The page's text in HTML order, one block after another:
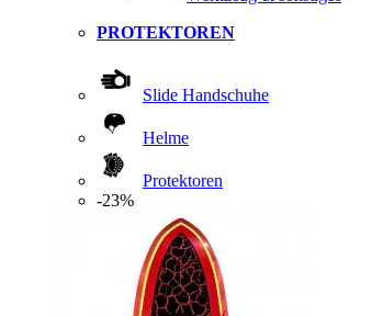
PROTEKTOREN
Slide Handschuhe
Helme
Protektoren
-23%